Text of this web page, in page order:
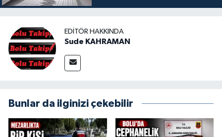
EDITÖR HAKKINDA
Sude KAHRAMAN
Bunlar da ilginizi çekebilir